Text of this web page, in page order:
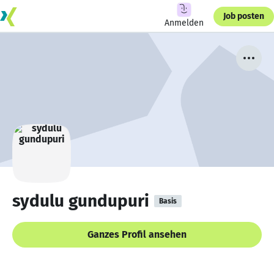
Anmelden
Job posten
sydulu gundupuri Basis
Ganzes Profil ansehen